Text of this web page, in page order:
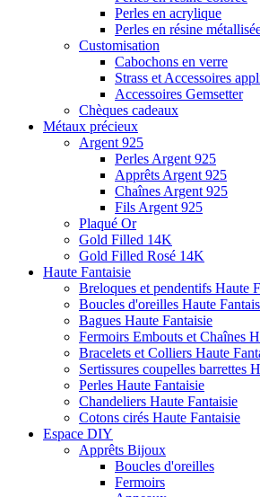
Perles en acrylique
Perles en résine
Customisation
Cabochons en verre
Strass et Accessoires
Accessoires Gemsetter
Chèques cadeaux
Métaux précieux
Argent 925
Perles Argent 925
Apprêts Argent 925
Chaînes Argent 925
Fils Argent 925
Plaqué Or
Gold Filled 14K
Gold Filled Rosé 14K
Haute Fantaisie
Breloques et pendentifs Haute
Boucles d'oreilles Haute
Bagues Haute Fantaisie
Fermoirs Embouts et Chaînes
Bracelets et Colliers Haute
Sertissures coupelles barrettes
Perles Haute Fantaisie
Chandeliers Haute Fantaisie
Cotons cirés Haute Fantaisie
Espace DIY
Apprêts Bijoux
Boucles d'oreilles
Fermoirs